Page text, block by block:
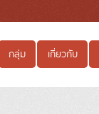
กลุ่ม เกี่ยวกับ